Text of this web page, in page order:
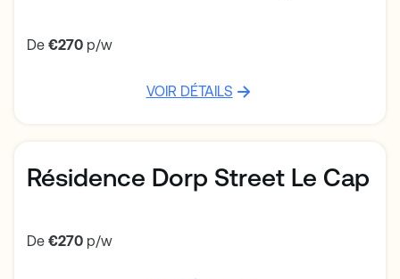
De €270 p/w
VOIR DÉTAILS
Résidence Dorp Street Le Cap
De €270 p/w